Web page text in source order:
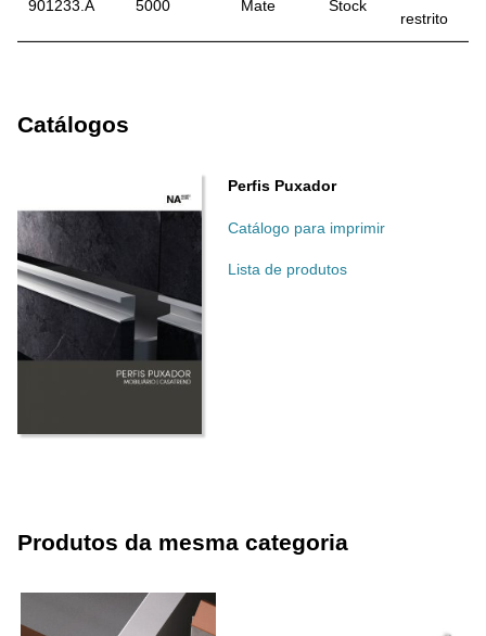
901233.A 5000 Mate Stock
restrito
Catálogos
Perfis Puxador
Catálogo para imprimir
Lista de produtos
Produtos da mesma categoria